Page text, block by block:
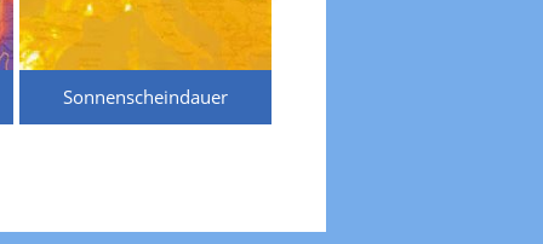
Sonnenscheindauer